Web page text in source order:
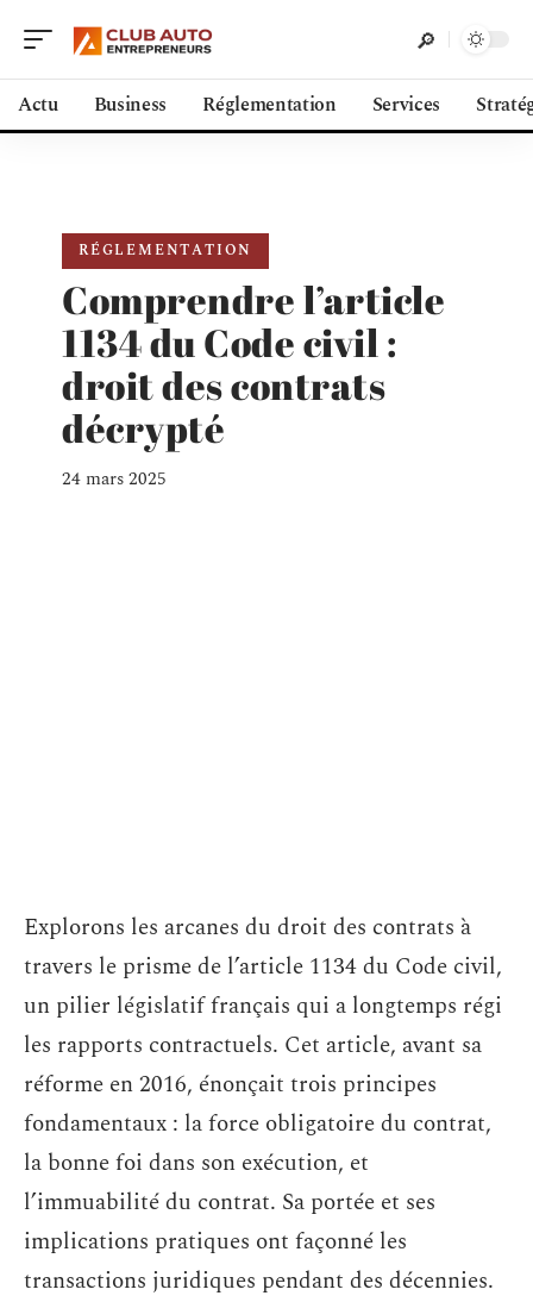
Actu Business Réglementation Services
RÉGLEMENTATION
Comprendre l’article
1134 du Code civil :
droit des contrats
décrypté
24 mars 2025
Explorons les arcanes du droit des contrats à
travers le prisme de l’article 1134 du Code civil,
un pilier législatif français qui a longtemps régi
les rapports contractuels. Cet article, avant sa
réforme en 2016, énonçait trois principes
fondamentaux : la force obligatoire du contrat,
la bonne foi dans son exécution, et
l’immuabilité du contrat. Sa portée et ses
implications pratiques ont façonné les
transactions juridiques pendant des décennies.